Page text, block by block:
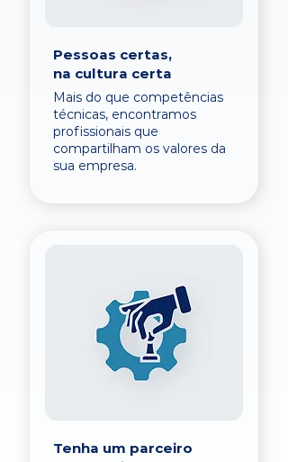
Pessoas certas,
na cultura certa
Mais do que competências
técnicas, encontramos
profissionais que
compartilham os valores da
sua empresa.
Tenha um parceiro